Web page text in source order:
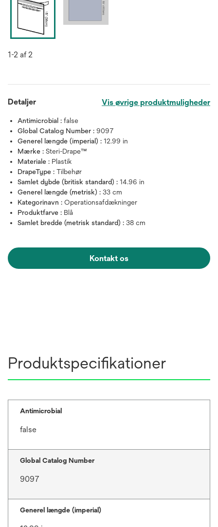
1-2 af 2
Detaljer Vis øvrige produktmuligheder
Antimicrobial : false
Global Catalog Number : 9097
Generel længde (imperial) : 12.99 in
Mærke : Steri-Drape™
Materiale : Plastik
DrapeType : Tilbehør
Samlet dybde (britisk standard) : 14.96 in
Generel længde (metrisk) : 33 cm
Kategorinavn : Operationsafdækninger
Produktfarve : Blå
Samlet bredde (metrisk standard) : 38 cm
Kontakt os
Produktspecifikationer
Antimicrobial
false
Global Catalog Number
9097
Generel længde (imperial)